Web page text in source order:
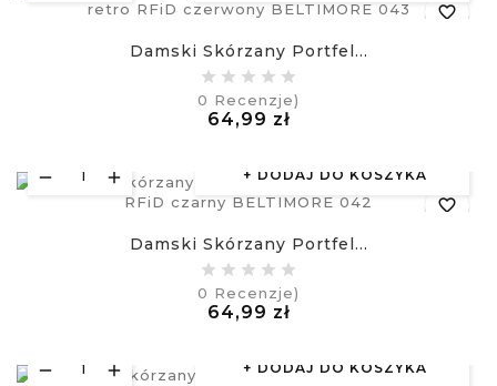
favorite_border
Damski Skórzany Portfel...
0 Recenzje)
64,99 złCena
DODAJ DO KOSZYKA
favorite_border
Damski Skórzany Portfel...
0 Recenzje)
64,99 złCena
DODAJ DO KOSZYKA